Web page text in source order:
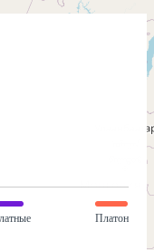
Платон